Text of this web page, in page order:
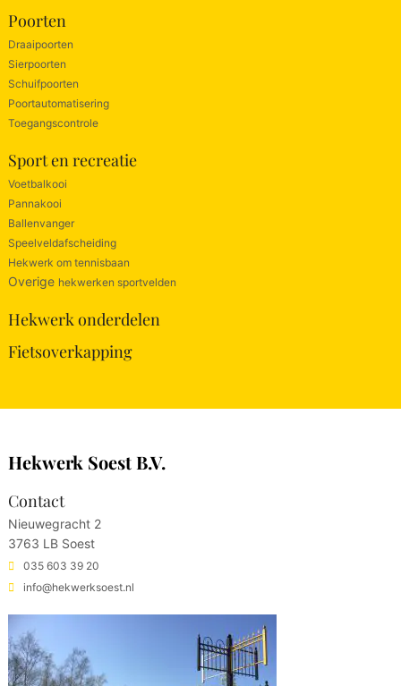
Poorten
Draaipoorten
Sierpoorten
Schuifpoorten
Poortautomatisering
Toegangscontrole
Sport en recreatie
Voetbalkooi
Pannakooi
Ballenvanger
Speelveldafscheiding
Hekwerk om tennisbaan
Overige hekwerken sportvelden
Hekwerk onderdelen
Fietsoverkapping
Hekwerk Soest B.V.
Contact
Nieuwegracht 2
3763 LB Soest
035 603 39 20
info@hekwerksoest.nl